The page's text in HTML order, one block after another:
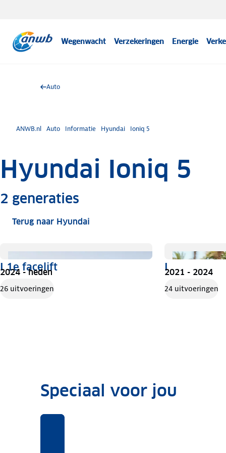
Wegenwacht Verzekeringen Energie
Auto
ANWB.nl Auto Informatie Hyundai Ioniq 5
Hyundai Ioniq 5
2 generaties
Terug naar Hyundai
I 1e facelift
2024 - heden
26 uitvoeringen
I
2021 - 2024
24 uitvoeringen
Speciaal voor jou